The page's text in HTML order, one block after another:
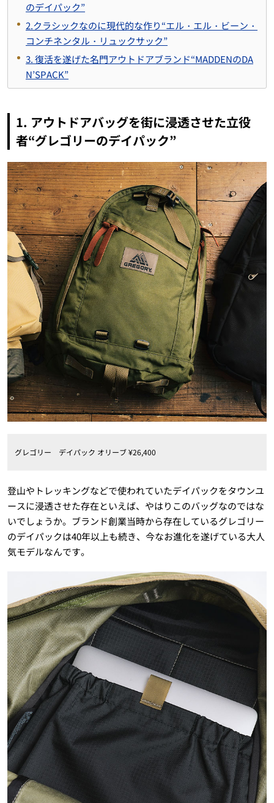
のデイパック”
2.クラシックなのに現代的な作り“エル・エル・ビーン・
コンチネンタル・リュックサック”
3. 復活を遂げた名門アウトドアブランド“MADDENのDA
N’SPACK”
1. アウトドアバッグを街に浸透させた立役
者“グレゴリーのデイパック”
グレゴリー デイパック オリーブ ¥26,400
登山やトレッキングなどで使われていたデイパックをタウンユ
ースに浸透させた存在といえば、やはりこのバッグなのではな
いでしょうか。ブランド創業当時から存在しているグレゴリー
のデイパックは40年以上も続き、今なお進化を遂げている大人
気モデルなんです。